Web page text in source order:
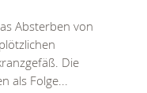
Absterben von
Die
als Folge...